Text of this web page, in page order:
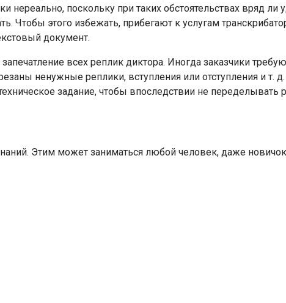
поскольку при таких обстоятельствах вряд ли
Чтобы этого избежать, прибегают к услугам
документ.
всех реплик диктора. Иногда заказчики
ненужные реплики, вступления или отступления и т.
задание, чтобы впоследствии не переделывать
Этим может заниматься любой человек, даже